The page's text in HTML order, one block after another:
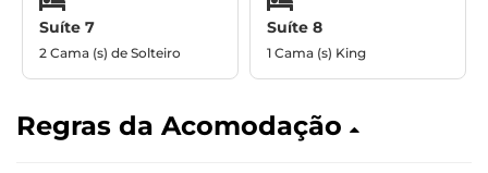
Suíte 7
2 Cama (s) de Solteiro
Suíte 8
1 Cama (s) King
Regras da Acomodação